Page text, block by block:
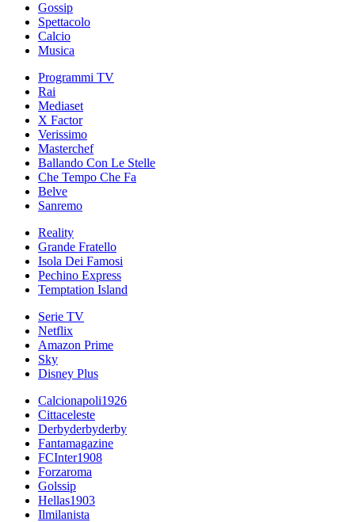
Gossip
Spettacolo
Calcio
Musica
Programmi TV
Rai
Mediaset
X Factor
Verissimo
Masterchef
Ballando Con Le Stelle
Che Tempo Che Fa
Belve
Sanremo
Reality
Grande Fratello
Isola Dei Famosi
Pechino Express
Temptation Island
Serie TV
Netflix
Amazon Prime
Sky
Disney Plus
Calcionapoli1926
Cittaceleste
Derbyderbyderby
Fantamagazine
FCInter1908
Forzaroma
Golssip
Hellas1903
Ilmilanista